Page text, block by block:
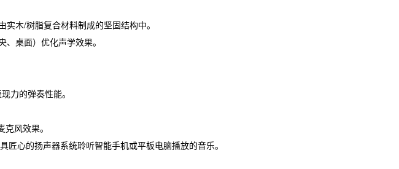
木/树脂复合材料制成的坚固结构中。
桌面）优化声学效果。
力的弹奏性能。
风效果。
心的扬声器系统聆听智能手机或平板电脑播放的音乐。